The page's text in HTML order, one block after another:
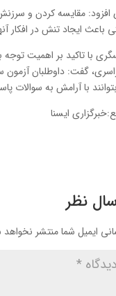
مقایسه کردن‌ و سرزنش
باعث ایجاد تنش در افکار
با تاکید بر اهمیت توجه
گفت: داوطلبان آزمون
با آرامش به سوالات
ایسنا
نظر
ایمیل شما منتشر